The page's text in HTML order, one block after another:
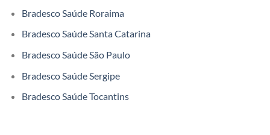
Bradesco Saúde Roraima
Bradesco Saúde Santa Catarina
Bradesco Saúde São Paulo
Bradesco Saúde Sergipe
Bradesco Saúde Tocantins